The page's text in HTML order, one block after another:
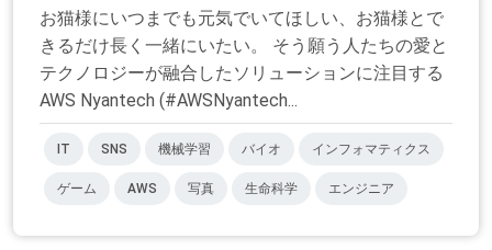
お猫様にいつまでも元気でいてほしい、お猫様とで
きるだけ長く一緒にいたい。 そう願う人たちの愛と
テクノロジーが融合したソリューションに注目する
AWS Nyantech (#AWSNyantech...
IT SNS 機械学習 バイオ インフォマティクス
ゲーム AWS 写真 生命科学 エンジニア